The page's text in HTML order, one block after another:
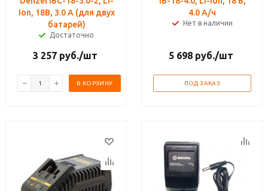
Ion, 18В, 3.0 А (для двух
батарей)
Достаточно
3 257 руб./шт
В КОРЗИНУ
4.0 А/ч
Нет в наличии
5 698 руб./шт
ПОД ЗАКАЗ